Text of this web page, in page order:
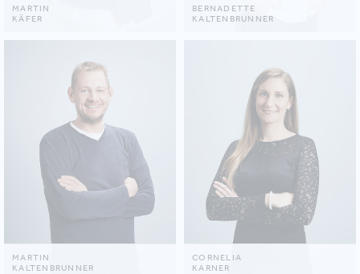
MARTIN
KÄFER
BERNADETTE
KALTENBRUNNER
MARTIN
KALTENBRUNNER
CORNELIA
KARNER